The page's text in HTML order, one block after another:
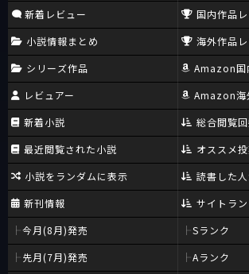
新着レビュー
小説情報まとめ
シリーズ作品
レビュアー
新着小説
最近閲覧された小説
小説をランダムに表示
新刊情報
今月(8月)発売
先月(7月)発売
国内作品
海外作品
Amazon国
Amazon海
総合閲覧
オススメ
読書した
サイトラ
Sランク
Aランク